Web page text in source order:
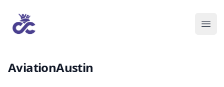
AviationAustin